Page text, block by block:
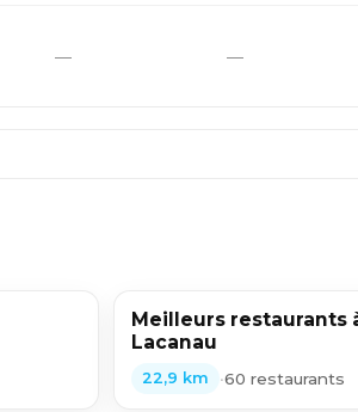
— —
Meilleurs restaurants
Lacanau
22,9 km •60 restaurants